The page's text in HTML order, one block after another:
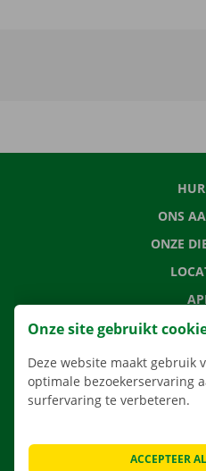
ONS
ONZE
Onze site gebruikt
Deze website maakt gebruik
optimale bezoekerservaring
surfervaring te verbeteren.
ACCEPTEER